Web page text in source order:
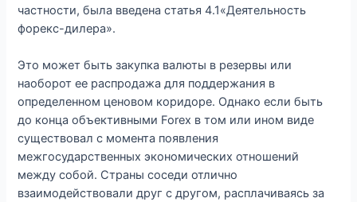
частности, была введена статья 4.1«Деятельность
форекс-дилера».
Это может быть закупка валюты в резервы или
наоборот ее распродажа для поддержания в
определенном ценовом коридоре. Однако если быть
до конца объективными Forex в том или ином виде
существовал с момента появления
межгосударственных экономических отношений
между собой. Страны соседи отлично
взаимодействовали друг с другом, расплачиваясь за